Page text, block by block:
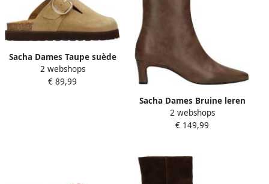
Sacha Dames Taupe suède
clogs met gesp
2 webshops
€ 89,99
Sacha Dames Bruine leren
enkellaarsjes met hak
2 webshops
€ 149,99